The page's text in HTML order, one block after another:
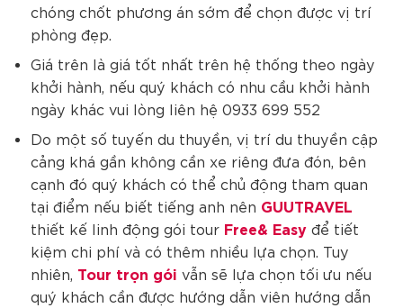
chóng chốt phương án sớm để chọn được vị trí
phòng đẹp.
Giá trên là giá tốt nhất trên hệ thống theo ngày
khởi hành, nếu quý khách có nhu cầu khởi hành
ngày khác vui lòng liên hệ 0933 699 552
Do một số tuyến du thuyền, vị trí du thuyền cập
cảng khá gần không cần xe riêng đưa đón, bên
cạnh đó quý khách có thể chủ động tham quan
tại điểm nếu biết tiếng anh nên GUUTRAVEL
thiết kế linh động gói tour Free& Easy để tiết
kiệm chi phí và có thêm nhiều lựa chọn. Tuy
nhiên, Tour trọn gói vẫn sẽ lựa chọn tối ưu nếu
quý khách cần được hướng dẫn viên hướng dẫn